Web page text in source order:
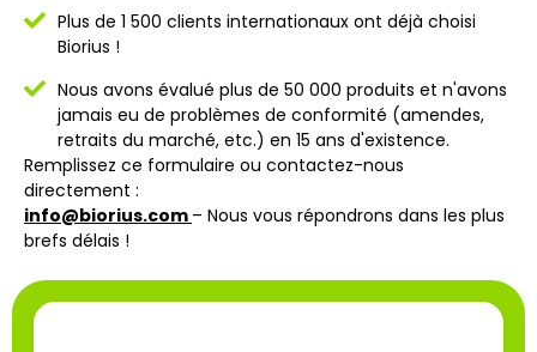
Plus de 1 500 clients internationaux ont déjà choisi
Biorius !
Nous avons évalué plus de 50 000 produits et n'avons
jamais eu de problèmes de conformité (amendes,
retraits du marché, etc.) en 15 ans d'existence.
Remplissez ce formulaire ou contactez-nous
directement :
info@biorius.com – Nous vous répondrons dans les plus
brefs délais !